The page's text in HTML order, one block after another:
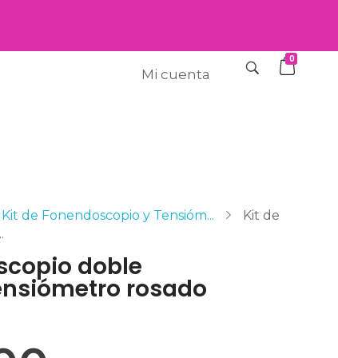
Mi cuenta
0
Kit de Fonendoscopio y Tensióm...
Kit de
doble
rosado